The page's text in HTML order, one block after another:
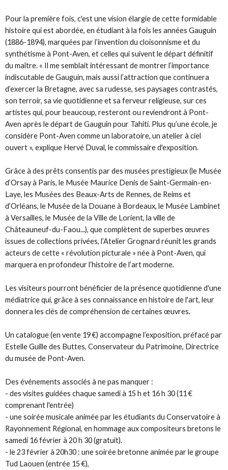
Pour la première fois, c'est une vision élargie de cette formidable
histoire qui est abordée, en étudiant à la fois les années Gauguin
(1886-1894), marquées par l’invention du cloisonnisme et du
synthétisme à Pont-Aven, et celles qui suivent le départ définitif
du maître. « Il me semblait intéressant de montrer l’importance
indiscutable de Gauguin, mais aussi l’attraction que continuera
d’exercer la Bretagne, avec sa rudesse, ses paysages contrastés,
son terroir, sa vie quotidienne et sa ferveur religieuse, sur ces
artistes qui, pour beaucoup, resteront ou reviendront à Pont-
Aven après le départ de Gauguin pour Tahiti. Plus qu’une école, je
considère Pont-Aven comme un laboratoire, un atelier à ciel
ouvert », explique Hervé Duval, le commissaire d'exposition.
Grâce à des prêts consentis par des musées prestigieux (le Musée
d’Orsay à Paris, le Musée Maurice Denis de Saint-Germain-en-
Laye, les Musées des Beaux-Arts de Rennes, de Reims et
d’Orléans, le Musée de la Douane à Bordeaux, le Musée Lambinet
à Versailles, le Musée de la Ville de Lorient, la ville de
Châteauneuf-du-Faou...), que complètent de superbes œuvres
issues de collections privées, l’Atelier Grognard réunit les grands
acteurs de cette « révolution picturale » née à Pont-Aven, qui
marquera en profondeur l’histoire de l’art moderne.
Les visiteurs pourront bénéficier de la présence quotidienne d'une
médiatrice qui, grâce à ses connaissance en histoire de l'art, leur
donnera les clés de compréhension de certaines œuvres.
Un catalogue (en vente 19 €) accompagne l’exposition, préfacé par
Estelle Guille des Buttes, Conservateur du Patrimoine, Directrice
du musée de Pont-Aven.
Des événements associés à ne pas manquer :
- des visites guidées chaque samedi à 15 h et 16 h 30 (11 €
comprenant l'entrée)
- une soirée musicale animée par les étudiants du Conservatoire à
Rayonnement Régional, en hommage aux compositeurs bretons le
samedi 16 février à 20 h 30 (gratuit).
- le 23 février à 20h30 : une soirée bretonne animée par le groupe
Tud Laouen (entrée 15 €),